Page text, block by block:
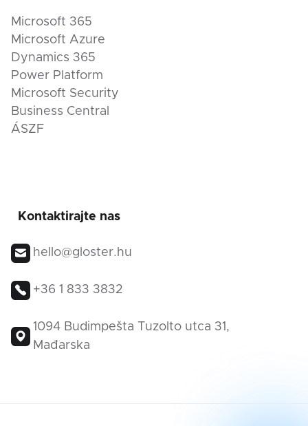
Microsoft 365
Microsoft Azure
Dynamics 365
Power Platform
Microsoft Security
Business Central
ÁSZF
Kontaktirajte nas
hello@gloster.hu
+36 1 833 3832
1094 Budimpešta Tuzolto utca 31,
Mađarska